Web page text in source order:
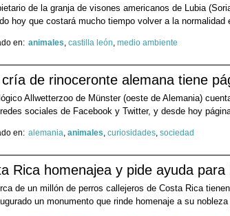
de la granja de visones americanos de Lubia
hoy que costará mucho tiempo volver a la normalidad
en: animales, castilla león, medio ambiente
de rinoceronte alemana tiene
Allwetterzoo de Münster (oeste de Alemania)
sociales de Facebook y Twitter, y desde hoy
en: alemania, animales, curiosidades, sociedad
Rica homenajea y pide ayuda
de un millón de perros callejeros de Costa Rica
un monumento que rinde homenaje a su